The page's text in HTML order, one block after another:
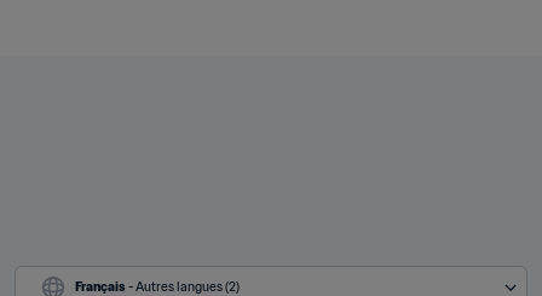
Français - Autres langues (2)